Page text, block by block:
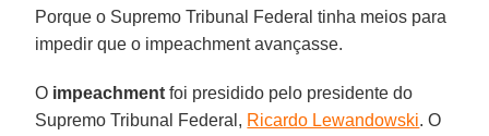
Porque o Supremo Tribunal Federal tinha meios para
impedir que o impeachment avançasse.
O impeachment foi presidido pelo presidente do
Supremo Tribunal Federal, Ricardo Lewandowski. O